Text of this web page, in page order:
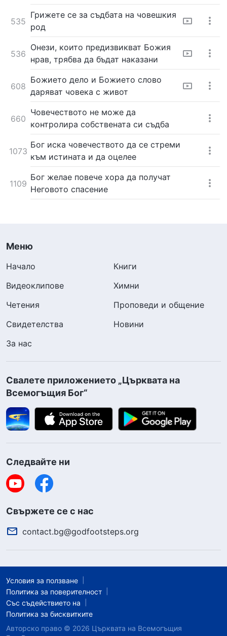
535
Грижете се за съдбата на човешкия
род
536
Онези, които предизвикват Божия
нрав, трябва да бъдат наказани
608
Божието дело и Божието слово
даряват човека с живот
660
Човечеството не може да
контролира собствената си съдба
1073
Бог иска човечеството да се стреми
към истината и да оцелее
1109
Бог желае повече хора да получат
Неговото спасение
Меню
Начало
Книги
Видеоклипове
Химни
Четения
Проповеди и общение
Свидетелства
Новини
За нас
Свалете приложението „Църквата на
Всемогъщия Бог“
Следвайте ни
Свържете се с нас
contact.bg@godfootsteps.org
Условия за ползване
Политика за поверителност
Със съдействието на
Политика за бисквитките
Авторско право © 2026 Църквата на Всемогъщия